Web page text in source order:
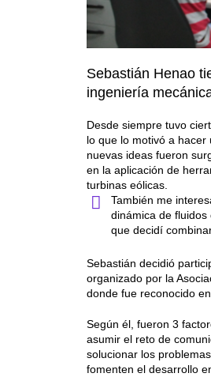
Sebastián Henao
ingeniería
Desde siempre tuvo
lo que lo motivó a
nuevas ideas fueron
en la aplicación de
turbinas eólicas.
También me
dinámica de
que decidí
Sebastián decidió
organizado por la
donde fue reconocido
Según él, fueron 3
asumir el reto de
solucionar los
fomenten el desarrollo